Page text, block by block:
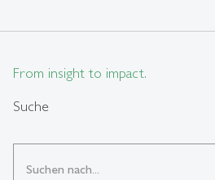
From insight to impact.
Suche